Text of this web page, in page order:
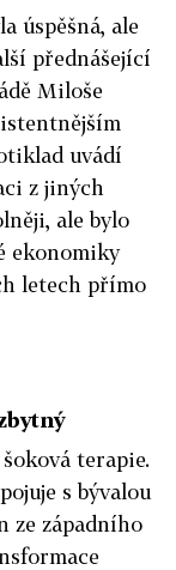
úspěšná, ale
přednášející
Miloše
uvádí
z jiných
ale bylo
ekonomiky
letech přímo
terapie.
s bývalou
ze západního